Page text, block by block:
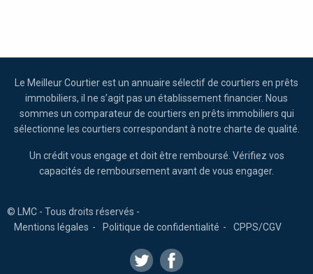
Le Meilleur Courtier est un annuaire sélectif de courtiers en prêts
immobiliers, il ne s’agit pas un établissement financier. Nous
sommes un comparateur de courtiers en prêts immobiliers qui
sélectionne les courtiers correspondant à notre charte de qualité.
Un crédit vous engage et doit être remboursé. Vérifiez vos
capacités de remboursement avant de vous engager.
© LMC - Tous droits réservés -
Mentions légales
Politique de confidentialité CPPS/CGV